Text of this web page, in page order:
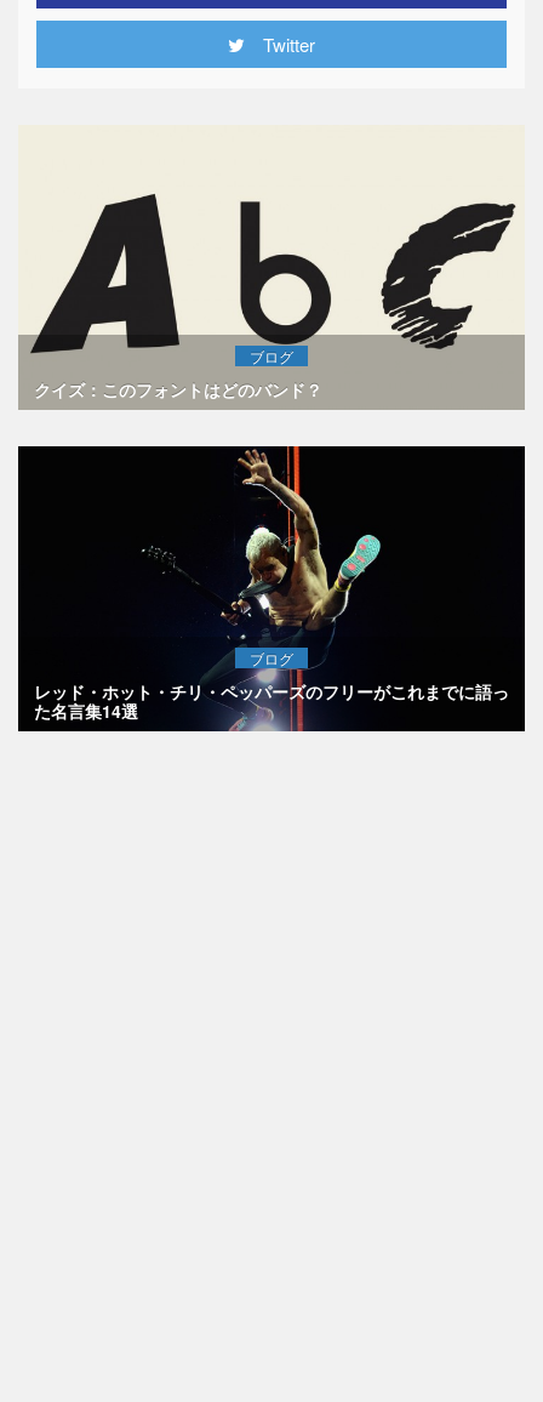
Twitter
ブログ
クイズ：このフォントはどのバンド？
ブログ
レッド・ホット・チリ・ペッパーズのフリーがこれまでに語っ
た名言集14選